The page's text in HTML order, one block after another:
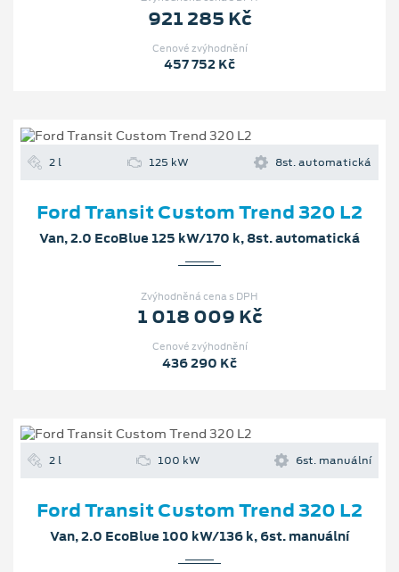
921 285 Kč
Cenové zvýhodnění
457 752 Kč
2 l 125 kW 8st. automatická
Ford Transit Custom Trend 320 L2
Van, 2.0 EcoBlue 125 kW/170 k, 8st. automatická
Zvýhodněná cena s DPH
1 018 009 Kč
Cenové zvýhodnění
436 290 Kč
2 l 100 kW 6st. manuální
Ford Transit Custom Trend 320 L2
Van, 2.0 EcoBlue 100 kW/136 k, 6st. manuální